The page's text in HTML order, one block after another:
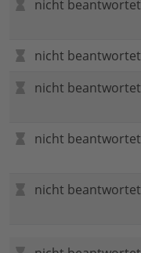
nicht beantwortet
nicht beantwortet
nicht beantwortet
nicht beantwortet
nicht beantwortet